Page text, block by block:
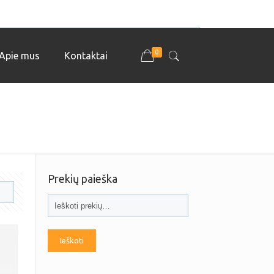
mus Kontaktai 0
Prekių paieška
Ieškoti